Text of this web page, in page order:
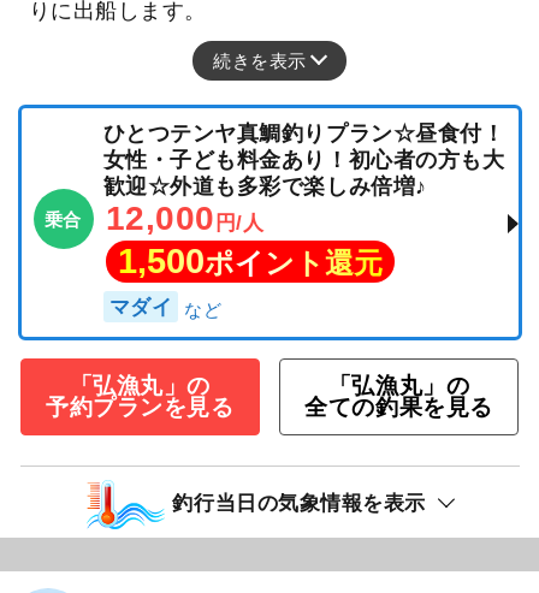
りに出船します。
続きを表示
乗合
ひとつテンヤ真鯛釣りプラン☆昼食付！
女性・子ども料金あり！初心者の方も大
歓迎☆外道も多彩で楽しみ倍増♪
12,000 円/人
1,500ポイント還元
マダイ
「弘漁丸」の
予約プランを見る
「弘漁丸」の
全ての釣果を見る
釣行当日の気象情報を表示